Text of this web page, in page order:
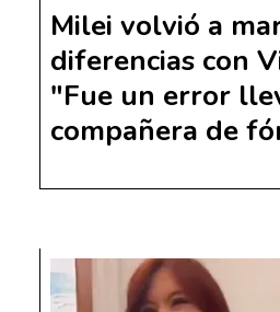
Milei volvió a
diferencias con
"Fue un error
compañera de